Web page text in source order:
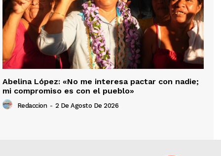
Abelina López: «No me interesa pactar con nadie;
mi compromiso es con el pueblo»
Redaccion - 2 De Agosto De 2026